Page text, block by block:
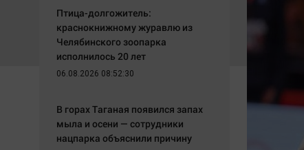
Здоровье
Архив
Общество
Политика
Технологии
Отраслевые темы
Птица-долгожитель:
краснокнижному журавлю из
Челябинского зоопарка
исполнилось 20 лет
06.08.2026 08:52:30
В горах Таганая появился запах
мыла и осени — сотрудники
нацпарка объяснили причину